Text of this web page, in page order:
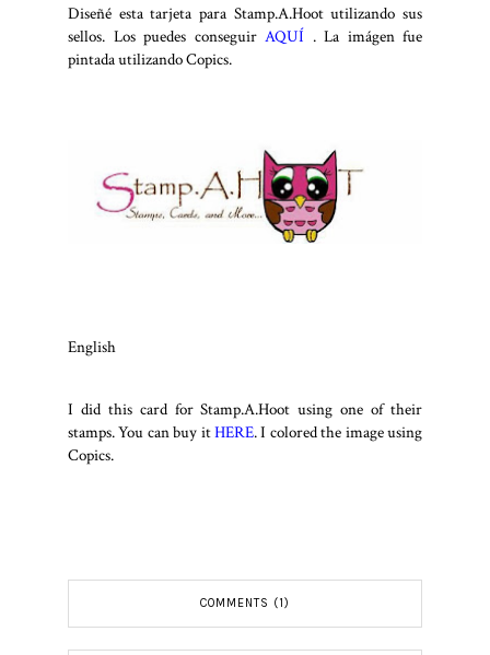
Diseñé esta tarjeta para Stamp.A.Hoot utilizando sus
sellos. Los puedes conseguir AQUÍ . La imágen fue
pintada utilizando Copics.
English
I did this card for Stamp.A.Hoot using one of their
stamps. You can buy itHERE. I colored the image using
Copics.
COMMENTS (1)